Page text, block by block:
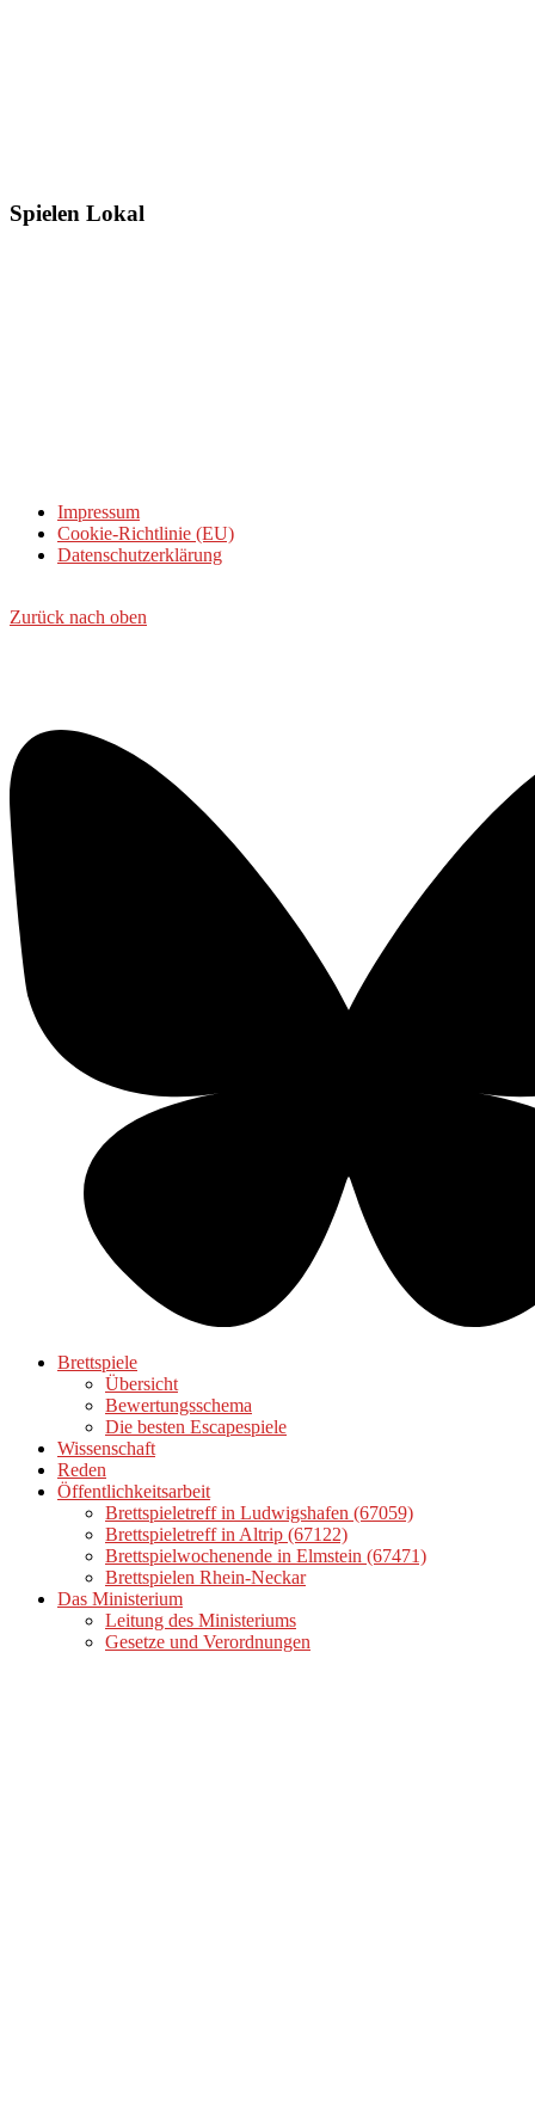
Spielen Lokal
Impressum
Cookie-Richtlinie (EU)
Datenschutzerklärung
Zurück nach oben
Brettspiele
Übersicht
Bewertungsschema
Die besten Escapespiele
Wissenschaft
Reden
Öffentlichkeitsarbeit
Brettspieletreff in Ludwigshafen (67059)
Brettspieletreff in Altrip (67122)
Brettspielwochenende in Elmstein (67471)
Brettspielen Rhein-Neckar
Das Ministerium
Leitung des Ministeriums
Gesetze und Verordnungen